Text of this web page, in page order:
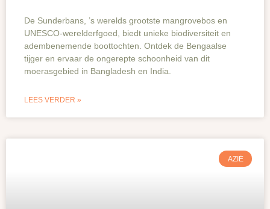
De Sunderbans, ’s werelds grootste mangrovebos en
UNESCO-werelderfgoed, biedt unieke biodiversiteit en
adembenemende boottochten. Ontdek de Bengaalse
tijger en ervaar de ongerepte schoonheid van dit
moerasgebied in Bangladesh en India.
LEES VERDER »
AZIË